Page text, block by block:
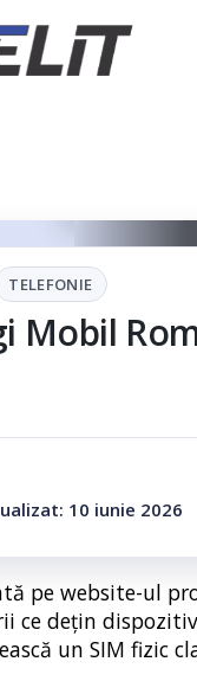
TELEFONIE
Mobil
10 iunie 2026
pe website-ul
ce dețin
un SIM fizic